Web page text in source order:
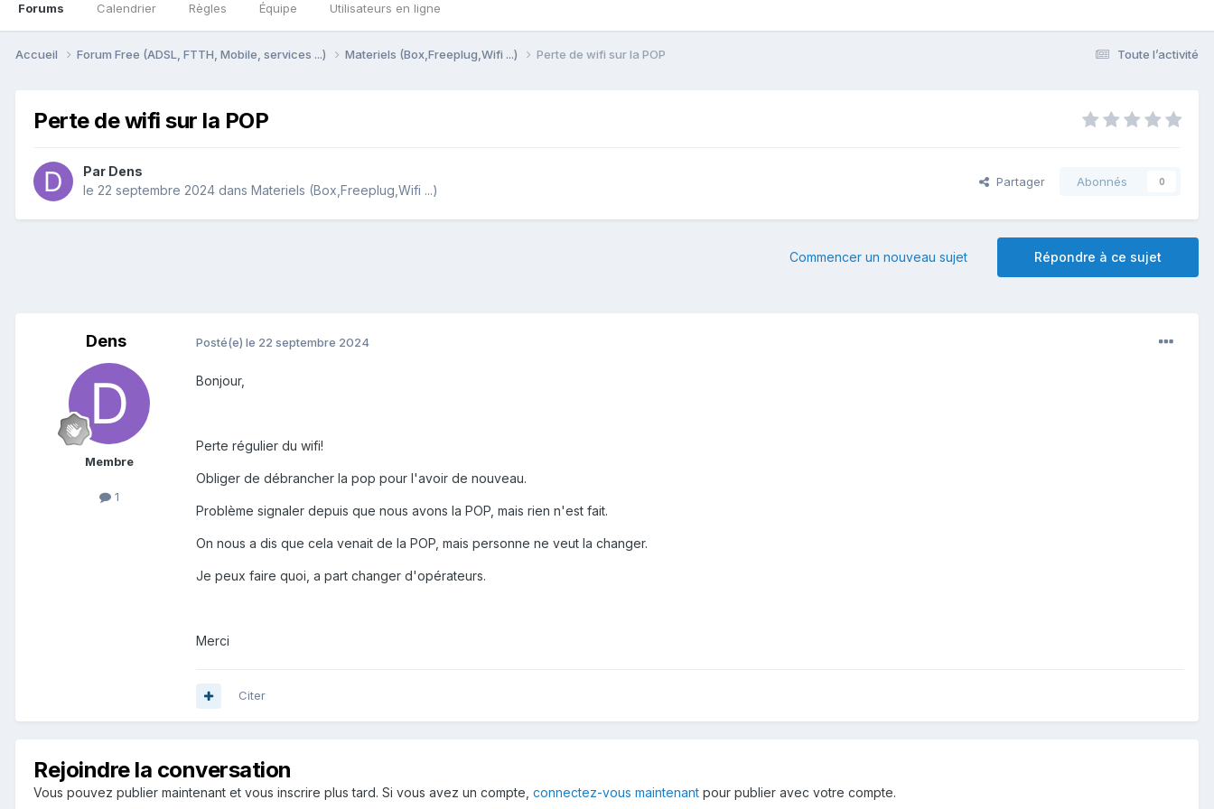
Forums Calendrier Règles Équipe Utilisateurs en ligne
Toute l’activité
Accueil Forum Free (ADSL, FTTH, Mobile, services ...) Materiels (Box,Freeplug,Wifi ...) Perte de wifi sur la POP
Perte de wifi sur la POP
Par Dens
le 22 septembre 2024 dans Materiels (Box,Freeplug,Wifi ...)
Partager Abonnés 0
Répondre à ce sujet
Commencer un nouveau sujet
Dens
Membre
1
Posté(e) le 22 septembre 2024
Bonjour,
Perte régulier du wifi!
Obliger de débrancher la pop pour l'avoir de nouveau.
Problème signaler depuis que nous avons la POP, mais rien n'est fait.
On nous a dis que cela venait de la POP, mais personne ne veut la changer.
Je peux faire quoi, a part changer d'opérateurs.
Merci
Citer
Rejoindre la conversation
Vous pouvez publier maintenant et vous inscrire plus tard. Si vous avez un compte, connectez-vous maintenant pour publier avec votre compte.